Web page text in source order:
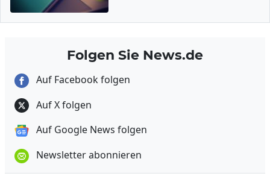
Folgen Sie News.de
Auf Facebook folgen
Auf X folgen
Auf Google News folgen
Newsletter abonnieren